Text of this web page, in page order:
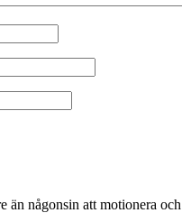
än någonsin att motionera